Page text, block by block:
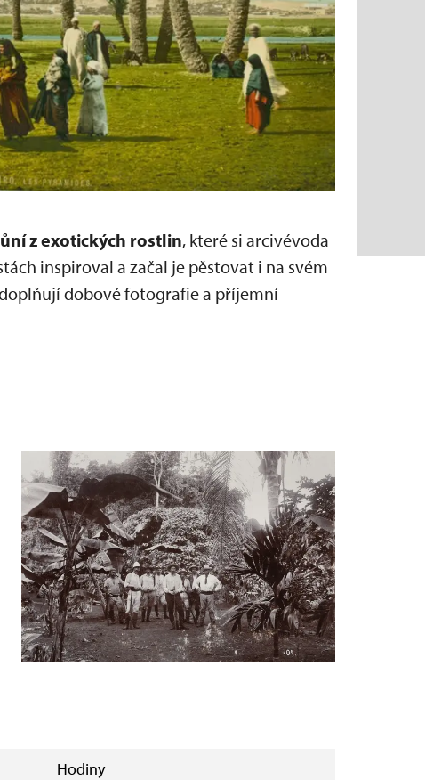
z exotických rostlin, které si arcivévoda
inspiroval a začal je pěstovat i na svém
dobové fotografie a příjemní
Hodiny